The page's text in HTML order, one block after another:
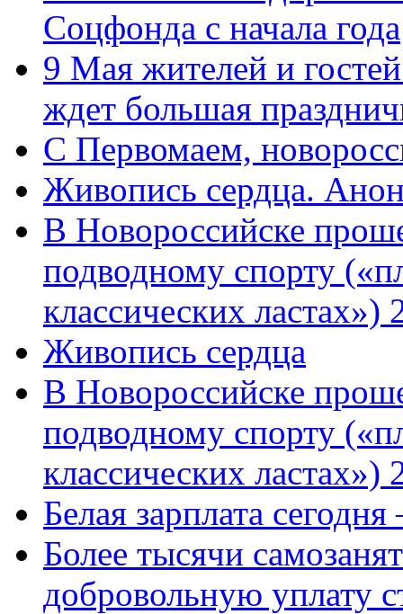
Соцфонда с начала года
9 Мая жителей и
ждет большая
C Первомаем,
Живопись сердца.
В Новороссийске
подводному спорту
классических
Живопись сердца
В Новороссийске
подводному спорту
классических ластах»)
Белая зарплата
Более тысячи
добровольную уплату